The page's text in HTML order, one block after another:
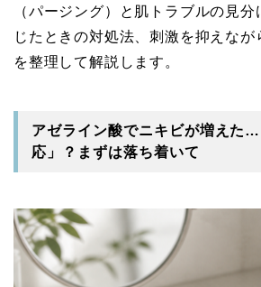
（パージング）と肌トラブルの見
じたときの対処法、刺激を抑えな
を整理して解説します。
アゼライン酸でニキビが増えた
応」？まずは落ち着いて